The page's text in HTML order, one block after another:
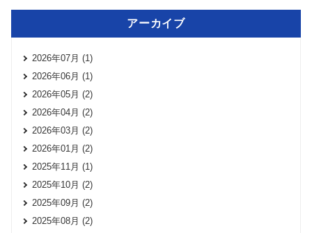
アーカイブ
2026年07月 (1)
2026年06月 (1)
2026年05月 (2)
2026年04月 (2)
2026年03月 (2)
2026年01月 (2)
2025年11月 (1)
2025年10月 (2)
2025年09月 (2)
2025年08月 (2)